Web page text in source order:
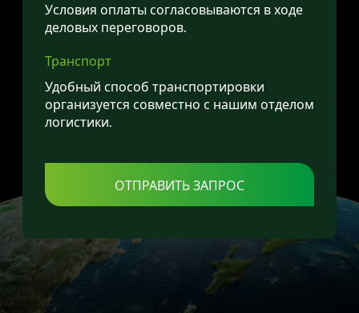
Условия оплаты согласовываются в ходе
деловых переговоров.
Транспорт
Удобный способ транспортировки
организуется совместно с нашим отделом
логистики.
ОТПРАВИТЬ ЗАПРОС